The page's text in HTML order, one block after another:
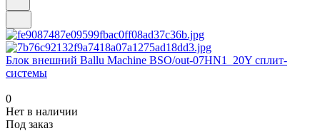
Блок внешний Ballu Machine BSO/out-07HN1_20Y сплит-
системы
0
Нет в наличии
Под заказ